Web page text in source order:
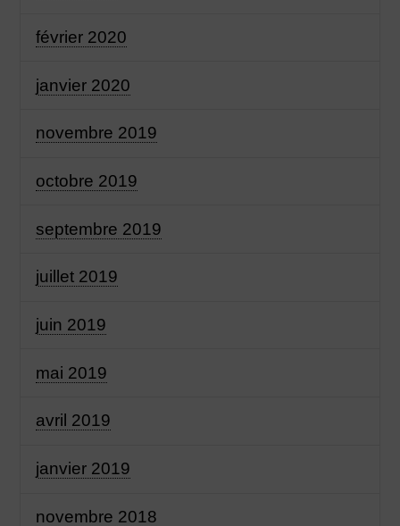
février 2020
janvier 2020
novembre 2019
octobre 2019
septembre 2019
juillet 2019
juin 2019
mai 2019
avril 2019
janvier 2019
novembre 2018